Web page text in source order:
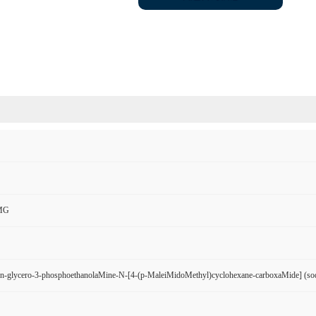
glycero-3-phosphoethanolaMine-N-[4-(p-MaleiMidoMethyl)cyclohexane-carboxaMide]